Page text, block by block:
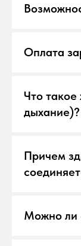
Оплата
Что такое
дыхание)?
Причем
Можно ли